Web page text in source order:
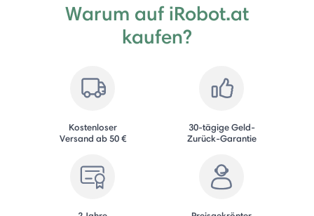
Warum auf iRobot.at
kaufen?
Kostenloser
Versand ab 50 €
30-tägige Geld-
Zurück-Garantie